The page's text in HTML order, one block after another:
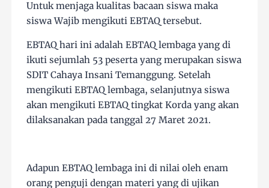
Untuk menjaga kualitas bacaan siswa maka
siswa Wajib mengikuti EBTAQ tersebut.
EBTAQ hari ini adalah EBTAQ lembaga yang di
ikuti sejumlah 53 peserta yang merupakan siswa
SDIT Cahaya Insani Temanggung. Setelah
mengikuti EBTAQ lembaga, selanjutnya siswa
akan mengikuti EBTAQ tingkat Korda yang akan
dilaksanakan pada tanggal 27 Maret 2021.
Adapun EBTAQ lembaga ini di nilai oleh enam
orang penguji dengan materi yang di ujikan